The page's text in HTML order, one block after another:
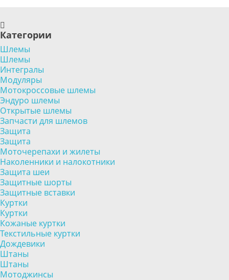
Категории
Шлемы
Шлемы
Интегралы
Модуляры
Мотокроссовые шлемы
Эндуро шлемы
Открытые шлемы
Запчасти для шлемов
Защита
Защита
Моточерепахи и жилеты
Наколенники и налокотники
Защита шеи
Защитные шорты
Защитные вставки
Куртки
Куртки
Кожаные куртки
Текстильные куртки
Дождевики
Штаны
Штаны
Мотоджинсы